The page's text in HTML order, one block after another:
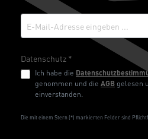
Datenschutz *
Ich habe die
genommen und die AGBgelesen
einverstanden.
Die mit einem Stern (*) markierten Felder sind